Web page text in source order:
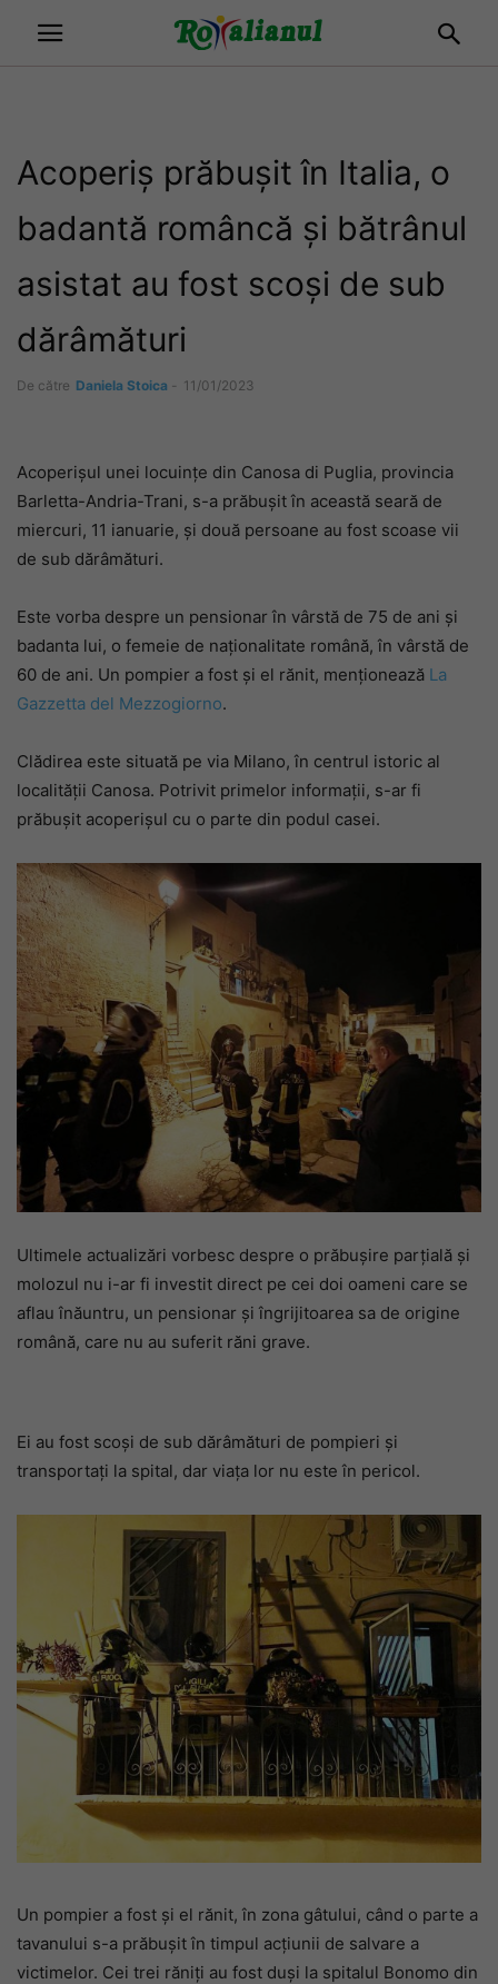
Acoperiș prăbușit în Italia, o
badantă româncă și bătrânul
asistat au fost scoși de sub
dărâmături
De către Daniela Stoica - 11/01/2023
Acoperișul unei locuințe din Canosa di Puglia, provincia
Barletta-Andria-Trani, s-a prăbușit în această seară de
miercuri, 11 ianuarie, și două persoane au fost scoase vii
de sub dărâmături.
Este vorba despre un pensionar în vârstă de 75 de ani și
badanta lui, o femeie de naționalitate română, în vârstă de
60 de ani. Un pompier a fost și el rănit, menționează La
Gazzetta del Mezzogiorno.
Clădirea este situată pe via Milano, în centrul istoric al
localității Canosa. Potrivit primelor informații, s-ar fi
prăbușit acoperișul cu o parte din podul casei.
Ultimele actualizări vorbesc despre o prăbușire parțială și
molozul nu i-ar fi investit direct pe cei doi oameni care se
aflau înăuntru, un pensionar și îngrijitoarea sa de origine
română, care nu au suferit răni grave.
Ei au fost scoși de sub dărâmături de pompieri și
transportați la spital, dar viața lor nu este în pericol.
Un pompier a fost și el rănit, în zona gâtului, când o parte a
tavanului s-a prăbușit în timpul acțiunii de salvare a
victimelor. Cei trei răniți au fost duși la spitalul Bonomo din